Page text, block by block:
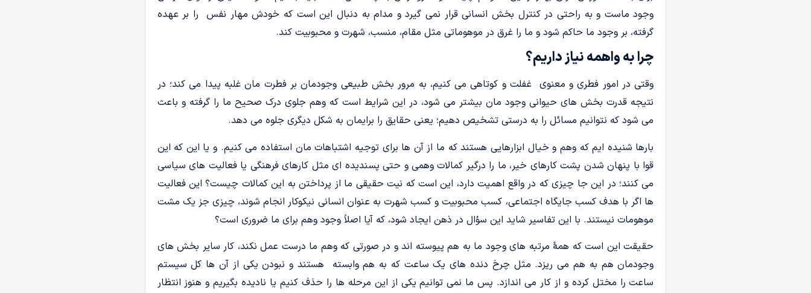
وجود ماست و به راحتی در کنترل بخش انسانی قرار نمی گیرد و مدام به دنبال این است که خودش مهار نفس را بر عهده
گرفته، بر وجود ما حاکم شود و ما را غرق در موهوماتی مثل مقام، منسب، شهرت و محبوبیت کند.
چرا به واهمه نیاز داریم؟
وقتی در امور فطری و معنوی غفلت و کوتاهی می کنیم، به مرور بخش طبیعی وجودمان بر فطرت مان غلبه پیدا می کند؛ در
نتیجه قدرت بخش های حیوانی وجود مان بیشتر می شود، در این شرایط است که وهم جلوی درک صحیح ما را گرفته و باعث
می شود که نتوانیم مسائل را به درستی تشخیص دهیم؛ یعنی حقایق را برایمان به شکل دیگری جلوه می دهد.
بارها شنیده ایم که وهم و خیال ابزارهایی هستند که ما از آن ها برای توجیه اشتباهات مان استفاده می کنیم. و یا این که این
قوا با پنهان شدن پشت کارهای خیر، ما را درگیر کمالات وهمی و حتی پسندیده ای مثل کارهای فرهنگی یا فعالیت های سیاسی
می کنند؛ در این جا چیزی که در واقع اهمیت دارد، این است که نیت حقیقی ما از پرداختن به این کمالات چیست؟ این فعالیت
ها اگر با هدف کسب جایگاه اجتماعی، کسب محبوبیت و کسب شهرت به عنوان انسانی نیکوکار انجام شوند، چیزی جز یک مشت
موهومات نیستند. با این تفاسیر شاید این سؤال در ذهن ایجاد شود، که آیا اصلاً وجود وهم برای ما ضروری است؟
حقیقت این است که همۀ مرتبه های وجود ما به هم پیوسته اند و در صورتی که وهم ما درست عمل نکند، کار سایر بخش های
وجودمان هم به هم می ریزد. مثل چرخ دنده های یک ساعت که به هم وابسته هستند و نبودن یکی از آن ها کل سیستم
ساعت را مختل کرده و از کار می اندازد. پس ما نمی توانیم یکی از این مرحله ها را حذف کنیم یا نادیده بگیریم و هنوز انتظار